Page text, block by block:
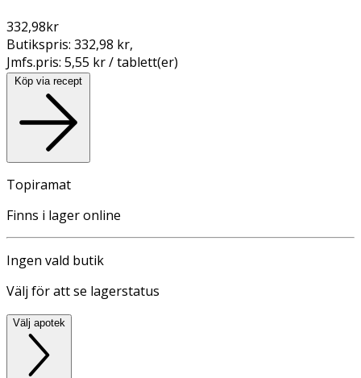
332,98kr
Butikspris: 332,98 kr,
Jmfs.pris: 5,55 kr / tablett(er)
Köp via recept
Topiramat
Finns i lager online
Ingen vald butik
Välj för att se lagerstatus
Välj apotek